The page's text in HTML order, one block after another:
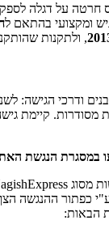
על דגלה לספק
ומקצועי בהתאם ל
, ולתקנות
ודרכי הגישה:
מסודרות. קיימת
במסגרת הנגשת
כפתור ההנגשה
הבאות: